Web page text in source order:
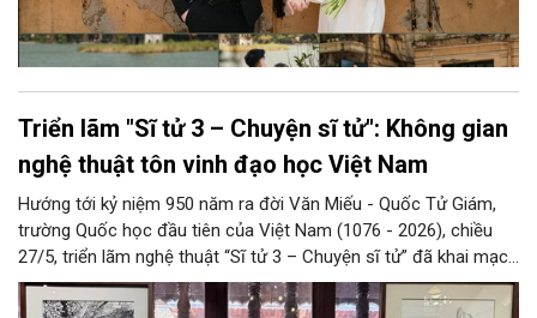
Triển lãm "Sĩ tử 3 – Chuyện sĩ tử": Không gian
nghệ thuật tôn vinh đạo học Việt Nam
Hướng tới kỷ niệm 950 năm ra đời Văn Miếu - Quốc Tử Giám,
trường Quốc học đầu tiên của Việt Nam (1076 - 2026), chiều
27/5, triển lãm nghệ thuật “Sĩ tử 3 – Chuyện sĩ tử” đã khai mạc
tại Di tích Quốc gia đặc biệt Văn Miếu – Quốc Tử Giám, Hà Nội.